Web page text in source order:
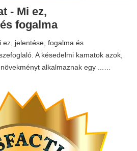
- Mi ez,
fogalma
ez, jelentése, fogalma és
A késedelmi kamatok azok,
alkalmaznak egy ...…